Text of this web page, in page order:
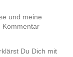
und meine
Kommentar
Du Dich mit